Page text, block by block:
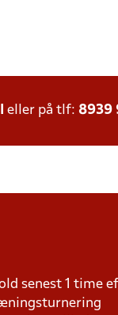
eller på tlf: 8939
senest 1 time